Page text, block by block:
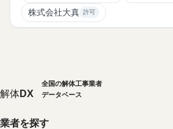
株式会社大真 許可
解体DX
全国の解体工事業者
データベース
業者を探す